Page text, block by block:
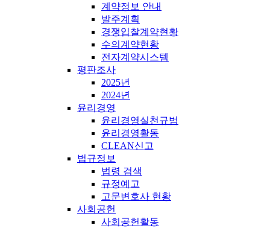
계약정보 안내
발주계획
경쟁입찰계약현황
수의계약현황
전자계약시스템
평판조사
2025년
2024년
윤리경영
윤리경영실천규범
윤리경영활동
CLEAN신고
법규정보
법령 검색
규정예고
고문변호사 현황
사회공헌
사회공헌활동